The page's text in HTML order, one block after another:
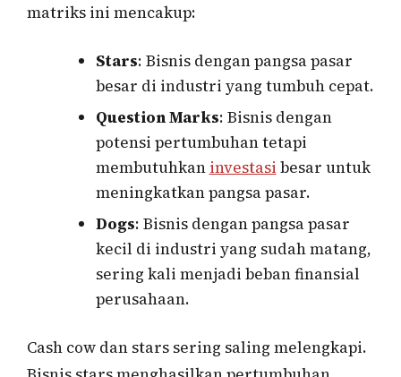
matriks ini mencakup:
Stars: Bisnis dengan pangsa pasar
besar di industri yang tumbuh cepat.
Question Marks: Bisnis dengan
potensi pertumbuhan tetapi
membutuhkan investasi besar untuk
meningkatkan pangsa pasar.
Dogs: Bisnis dengan pangsa pasar
kecil di industri yang sudah matang,
sering kali menjadi beban finansial
perusahaan.
Cash cow dan stars sering saling melengkapi.